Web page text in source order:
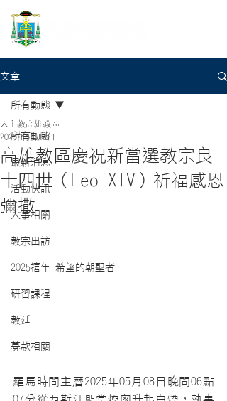
文章
所有動態
最新消息
活動快訊
人事相關
教宗出訪
2025禧年-希望的朝聖者
研習課程
教廷
募款相關
所有動態
高雄教區慶祝新當選教宗良
十四世（Leo XIV）祈福感恩
彌撒
天主教高雄教區
2025年5月14日
羅馬時間主曆2025年05月08日晚間06點